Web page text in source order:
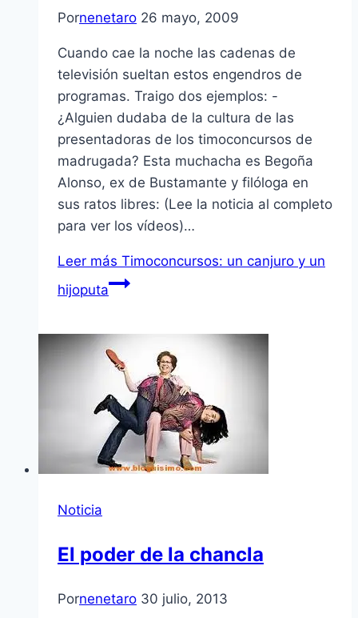
Pornenetaro 26 mayo, 2009
Cuando cae la noche las cadenas de
televisión sueltan estos engendros de
programas. Traigo dos ejemplos: -
¿Alguien dudaba de la cultura de las
presentadoras de los timoconcursos de
madrugada? Esta muchacha es Begoña
Alonso, ex de Bustamante y filóloga en
sus ratos libres: (Lee la noticia al completo
para ver los ví­deos)…
Leer más Timoconcursos: un canjuro y un
hijoputa
Noticia
El poder de la chancla
Pornenetaro 30 julio, 2013